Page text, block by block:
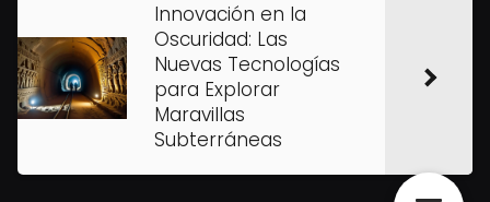
Innovación en la
Oscuridad: Las
Nuevas Tecnologías
para Explorar
Maravillas
Subterráneas